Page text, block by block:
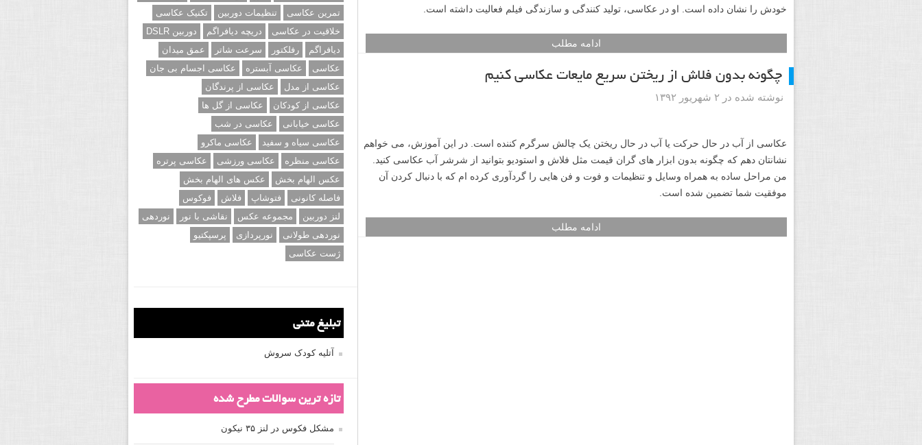
خودش را نشان داده است. او در عکاسی، تولید کنندگی و سازندگی فیلم فعالیت داشته است.
ادامه مطلب
چگونه بدون فلاش از ریختن سریع مایعات عکاسی کنیم
نوشته شده در ۲ شهریور ۱۳۹۲
عکاسی از آب در حال حرکت یا آب در حال ریختن یک چالش سرگرم کننده است. در این آموزش، می خواهم
نشانتان دهم که چگونه بدون ابزار های گران قیمت مثل فلاش و استودیو بتوانید از شرشر آب عکاسی کنید.
من مراحل ساده به همراه وسایل و تنظیمات و فوت و فن هایی را گردآوری کرده ام که با دنبال کردن آن
موفقیت شما تضمین شده است.
ادامه مطلب
تمرین عکاسی
تنظیمات دوربین
تکنیک عکاسی
خلاقیت در عکاسی
دریچه دیافراگم
دوربین DSLR
دیافراگم
رفلکتور سرعت شاتر
عمق میدان
عکاسی
عکاسی آبستره
عکاسی اجسام بی جان
عکاسی از مدل
عکاسی از پرندگان
عکاسی از کودکان
عکاسی از گل ها
عکاسی خیابانی
عکاسی در شب
عکاسی سیاه و سفید
عکاسی ماکرو
عکاسی منظره
عکاسی ورزشی
عکاسی پرتره
عکس الهام بخش
عکس های الهام بخش
فاصله کانونی
فتوشاپ فلاش
فوکوس
لنز دوربین
مجموعه عکس نقاشی با نور
نوردهی
نوردهی طولانی
نورپردازی
پرسپکتیو
ژست عکاسی
تبلیغ متنی
آتلیه کودک سروش
تازه ترین سوالات مطرح شده
مشکل فکوس در لنز ۳۵ نیکون